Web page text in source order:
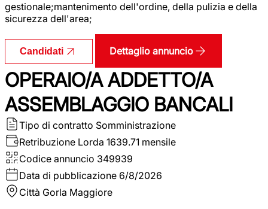
gestionale;mantenimento dell'ordine, della pulizia e della
sicurezza dell'area;
Candidati Dettaglio annuncio
OPERAIO/A ADDETTO/A
ASSEMBLAGGIO BANCALI
Tipo di contratto Somministrazione
Retribuzione Lorda 1639.71 mensile
Codice annuncio 349939
Data di pubblicazione 6/8/2026
Città Gorla Maggiore